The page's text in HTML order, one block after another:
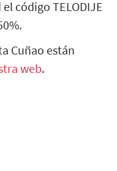
el código TELODIJE
Cuñao están
web.